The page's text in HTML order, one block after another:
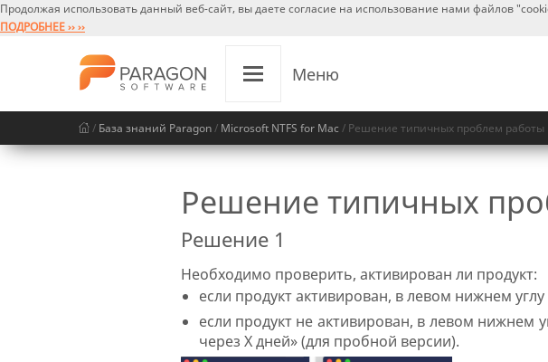
Продолжая использовать данный веб-сайт, вы даете согласие на использование нами файлов
ПОДРОБНЕЕ ›› ››
Меню
/ База знаний Paragon/ Microsoft NTFS for Mac / Решение типичных проблем работы
Решение типичных
Решение 1
Необходимо проверить, активирован ли продукт:
если продукт активирован, в левом нижнем
если продукт не активирован, в левом нижнем
через Х дней» (для пробной версии).